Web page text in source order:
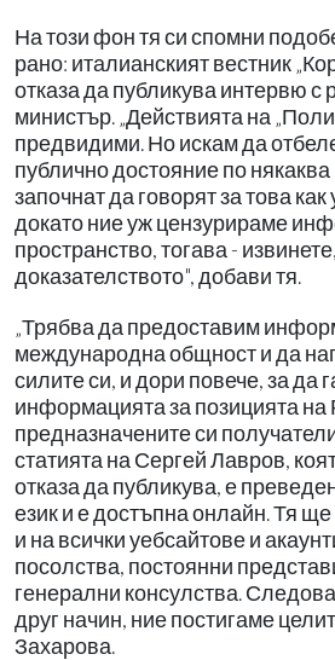
На този фон тя си спомни
рано: италианският вестник
отказа да публикува интервю с
министър. „Действията на
предвидими. Но искам да
публично достояние по някаква
започнат да говорят за това
докато ние уж цензурираме
пространство, тогава -
доказателството", добави тя.
„Трябва да предоставим
международна общност и да
силите си, и дори повече, за да
информацията за позицията на
предназначените си
статията на Сергей Лавров,
отказа да публикува, е
език и е достъпна онлайн. Тя
и на всички уебсайтове и
посолства, постоянни
генерални консулства.
друг начин, ние постигаме
Захарова.